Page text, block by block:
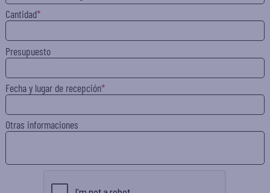
Cantidad
Presupuesto
Fecha y lugar de recepción
Otras informaciones